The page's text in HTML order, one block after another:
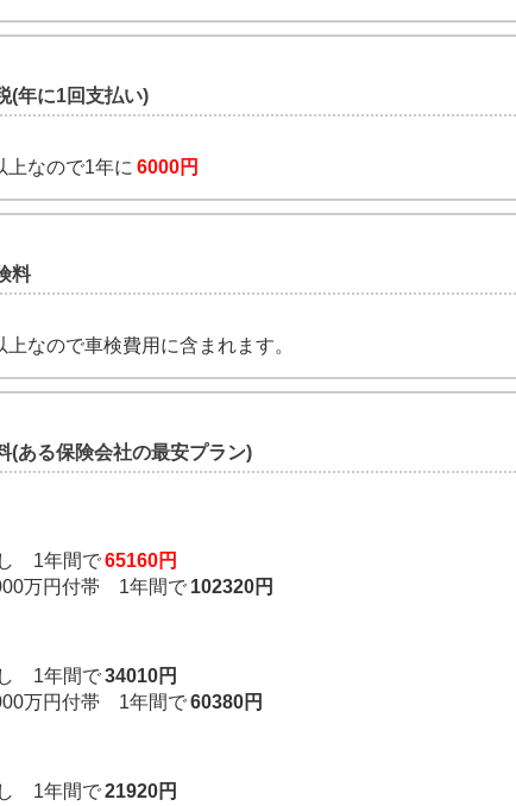
(年に1回支払い)
上なので1年に 6000円
料
なので車検費用に含まれます。
(ある保険会社の最安プラン)
し 1年間で65160円
万円付帯 1年間で 102320円
し 1年間で34010円
万円付帯 1年間で60380円
し 1年間で21920円